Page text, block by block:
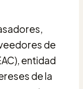
de
entidad
de la